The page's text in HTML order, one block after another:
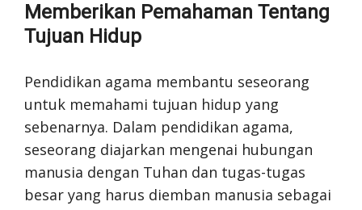
Memberikan Pemahaman Tentang
Tujuan Hidup
Pendidikan agama membantu seseorang
untuk memahami tujuan hidup yang
sebenarnya. Dalam pendidikan agama,
seseorang diajarkan mengenai hubungan
manusia dengan Tuhan dan tugas-tugas
besar yang harus diemban manusia sebagai